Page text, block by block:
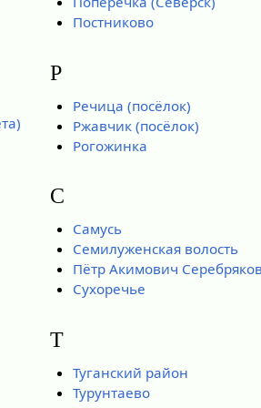
Постниково
Р
Речица (посёлок)
Ржавчик (посёлок)
Рогожинка
С
Самусь
Семилуженская волость
Пётр Акимович
Сухоречье
Т
Туганский район
Турунтаево